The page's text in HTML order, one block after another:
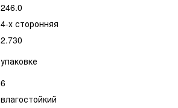
246.0
4-х сторонняя
2.730
упаковке
6
влагостойкий